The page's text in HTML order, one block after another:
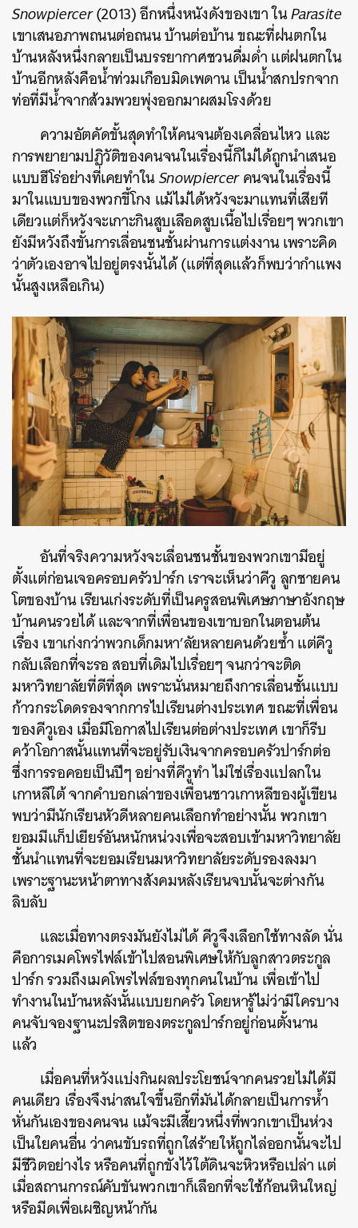
Snowpiercer(2013) อีกหนึ่งหนังดังของเขา ในParasite
เขาเสนอภาพถนนต่อถนน บ้านต่อบ้าน ขณะที่ฝนตกใน
บ้านหลังหนึ่งกลายเป็นบรรยากาศชวนดื่มด่ำ แต่ฝนตกใน
บ้านอีกหลังคือน้ำท่วมเกือบมิดเพดาน เป็นน้ำสกปรกจาก
ท่อที่มีน้ำจากส้วมพวยพุ่งออกมาผสมโรงด้วย
ความอัตคัดขั้นสุดทำให้คนจนต้องเคลื่อนไหว และ
การพยายามปฏิวัติของคนจนในเรื่องนี้ก็ไม่ได้ถูกนำเสนอ
แบบฮีโร่อย่างที่เคยทำในSnowpiercerคนจนในเรื่องนี้
มาในแบบของพวกขี้โกง แม้ไม่ได้หวังจะมาแทนที่เสียที
เดียวแต่ก็หวังจะเกาะกินสูบเลือดสูบเนื้อไปเรื่อยๆ พวกเขา
ยังมีหวังถึงขั้นการเลื่อนชนชั้นผ่านการแต่งงาน เพราะคิด
ว่าตัวเองอาจไปอยู่ตรงนั้นได้ (แต่ที่สุดแล้วก็พบว่ากำแพง
นั้นสูงเหลือเกิน)
อันที่จริงความหวังจะเลื่อนชนชั้นของพวกเขามีอยู่
ตั้งแต่ก่อนเจอครอบครัวปาร์ก เราจะเห็นว่าคีวู ลูกชายคน
โตของบ้าน เรียนเก่งระดับที่เป็นครูสอนพิเศษภาษาอังกฤษ
บ้านคนรวยได้ และจากที่เพื่อนของเขาบอกในตอนต้น
เรื่อง เขาเก่งกว่าพวกเด็กมหา’ลัยหลายคนด้วยซ้ำ แต่คีวู
กลับเลือกที่จะรอ สอบที่เดิมไปเรื่อยๆ จนกว่าจะติด
มหาวิทยาลัยที่ดีที่สุด เพราะนั่นหมายถึงการเลื่อนชั้นแบบ
ก้าวกระโดดรองจากการไปเรียนต่างประเทศ ขณะที่เพื่อน
ของคีวูเอง เมื่อมีโอกาสไปเรียนต่อต่างประเทศ เขาก็รีบ
คว้าโอกาสนั้นแทนที่จะอยู่รับเงินจากครอบครัวปาร์กต่อ
ซึ่งการรอคอยเป็นปีๆ อย่างที่คีวูทำ ไม่ใช่เรื่องแปลกใน
เกาหลีใต้ จากคำบอกเล่าของเพื่อนชาวเกาหลีของผู้เขียน
พบว่ามีนักเรียนหัวดีหลายคนเลือกทำอย่างนั้น พวกเขา
ยอมมีแก็ปเยียร์อันหนักหน่วงเพื่อจะสอบเข้ามหาวิทยาลัย
ชั้นนำแทนที่จะยอมเรียนมหาวิทยาลัยระดับรองลงมา
เพราะฐานะหน้าตาทางสังคมหลังเรียนจบนั้นจะต่างกัน
ลิบลับ
และเมื่อทางตรงมันยังไม่ได้ คีวูจึงเลือกใช้ทางลัด นั่น
คือการเมคโพรไฟล์เข้าไปสอนพิเศษให้กับลูกสาวตระกูล
ปาร์ก รวมถึงเมคโพรไฟล์ของทุกคนในบ้าน เพื่อเข้าไป
ทำงานในบ้านหลังนั้นแบบยกครัว โดยหารู้ไม่ว่ามีใครบาง
คนจับจองฐานะปรสิตของตระกูลปาร์กอยู่ก่อนตั้งนาน
แล้ว
เมื่อคนที่หวังแบ่งกินผลประโยชน์จากคนรวยไม่ได้มี
คนเดียว เรื่องจึงน่าสนใจขึ้นอีกที่มันได้กลายเป็นการห้ำ
หั่นกันเองของคนจน แม้จะมีเสี้ยวหนึ่งที่พวกเขาเป็นห่วง
เป็นใยคนอื่น ว่าคนขับรถที่ถูกใส่ร้ายให้ถูกไล่ออกนั้นจะไป
มีชีวิตอย่างไร หรือคนที่ถูกขังไว้ใต้ดินจะหิวหรือเปล่า แต่
เมื่อสถานการณ์คับขันพวกเขาก็เลือกที่จะใช้ก้อนหินใหญ่
หรือมีดเพื่อเผชิญหน้ากัน